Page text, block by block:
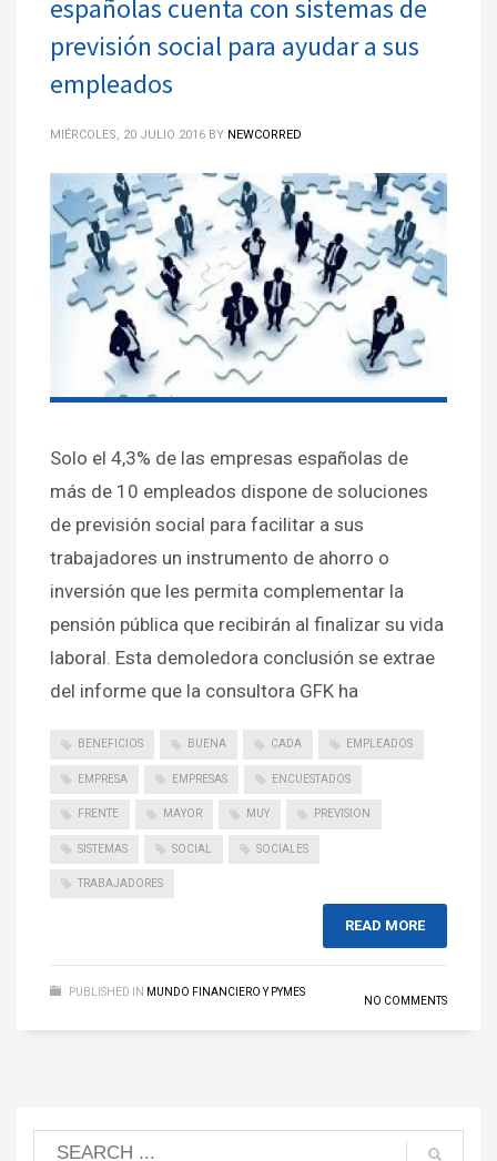
españolas cuenta con sistemas de
previsión social para ayudar a sus
empleados
MIÉRCOLES, 20 JULIO 2016 BY NEWCORRED
Solo el 4,3% de las empresas españolas de
más de 10 empleados dispone de soluciones
de previsión social para facilitar a sus
trabajadores un instrumento de ahorro o
inversión que les permita complementar la
pensión pública que recibirán al finalizar su vida
laboral. Esta demoledora conclusión se extrae
del informe que la consultora GFK ha
BENEFICIOS BUENA CADA EMPLEADOS
EMPRESA EMPRESAS ENCUESTADOS
FRENTE MAYOR MUY PREVISION
SISTEMAS SOCIAL SOCIALES
TRABAJADORES
READ MORE
PUBLISHED IN MUNDO FINANCIERO Y PYMES
NO COMMENTS